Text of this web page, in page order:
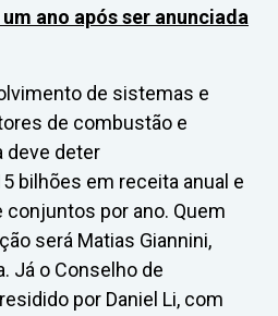
ano após ser anunciada
de sistemas e
de combustão e
deve deter
bilhões em receita anual e
por ano. Quem
será Matias Giannini,
Já o Conselho de
por Daniel Li, com